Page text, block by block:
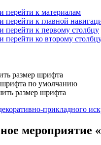
перейти к материалам
перейти к главной
перейти к первому столбцу
перейти ко второму
прикладного
мероприятие